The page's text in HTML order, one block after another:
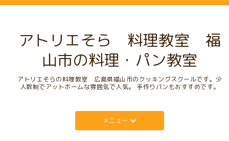
アトリエそら 料理教室 福
山市の料理・パン教室
アトリエそらの料理教室 広島県福山市のクッキングスクールです。少
人数制でアットホームな雰囲気で人気。 手作りパンもおすすめです。
メニュー